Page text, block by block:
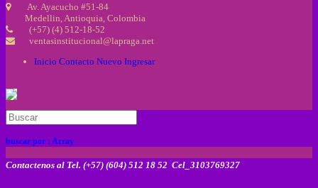
Av. Ayacucho #51-84
Medellin, Antioquia, Colombia
(+57) (4) 512-18-52
ventasinstitucional@lapraga.net
Inicio Contacto Nuevo Ingresar
buscar por : Array
Contactenos al Tel. (+57) (604) 512 18 52 Cel_3103769327